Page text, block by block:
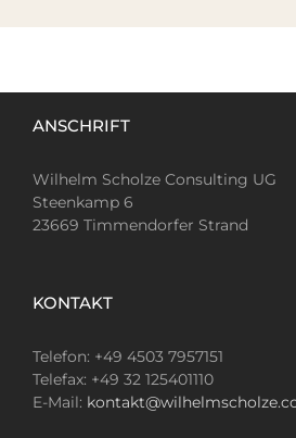
ANSCHRIFT
Wilhelm Scholze Consulting UG
Steenkamp 6
23669 Timmendorfer Strand
KONTAKT
Telefon: +49 4503 7957151
Telefax: +49 32 125401110
E-Mail: